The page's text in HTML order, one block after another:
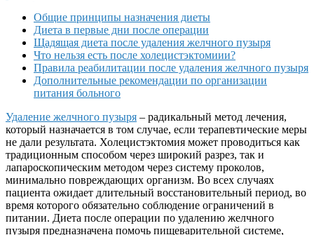
Общие принципы назначения диеты
Диета в первые дни после операции
Щадящая диета после удаления желчного пузыря
Что нельзя есть после холецистэктомиии?
Правила реабилитации после удаления желчного пузыря
Дополнительные рекомендации по организации
питания больного
Удаление желчного пузыря – радикальный метод лечения,
который назначается в том случае, если терапевтические меры
не дали результата. Холецистэктомия может проводиться как
традиционным способом через широкий разрез, так и
лапароскопическим методом через систему проколов,
минимально повреждающих организм. Во всех случаях
пациента ожидает длительный восстановительный период, во
время которого обязательно соблюдение ограничений в
питании. Диета после операции по удалению желчного
пузыря предназначена помочь пищеварительной системе,